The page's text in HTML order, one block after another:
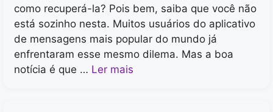
como recuperá-la? Pois bem, saiba que você não
está sozinho nesta. Muitos usuários do aplicativo
de mensagens mais popular do mundo já
enfrentaram esse mesmo dilema. Mas a boa
notícia é que … Ler mais